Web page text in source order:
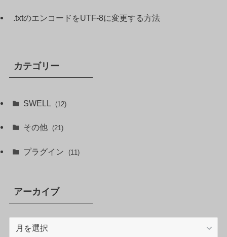
.txtのエンコードをUTF-8に変更する方法
カテゴリー
SWELL (12)
その他 (21)
プラグイン (11)
アーカイブ